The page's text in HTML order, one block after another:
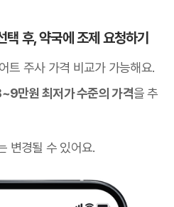
후, 약국에 조제 요청하기
트 주사 가격 비교가 가능해요.
만원 최저가 수준의 가격을 추
변경될 수 있어요.